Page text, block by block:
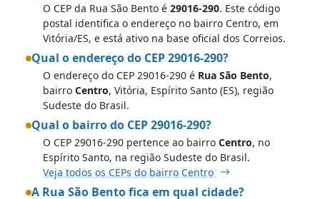
O CEP da Rua São Bento é 29016-290. Este código
postal identifica o endereço no bairro Centro, em
Vitória/ES, e está ativo na base oficial dos Correios.
Qual o endereço do CEP 29016-290?
O endereço do CEP 29016-290 é Rua São Bento,
bairro Centro, Vitória, Espírito Santo (ES), região
Sudeste do Brasil.
Qual o bairro do CEP 29016-290?
O CEP 29016-290 pertence ao bairro Centro, no
Espírito Santo, na região Sudeste do Brasil.
Veja todos os CEPs do bairro Centro
A Rua São Bento fica em qual cidade?